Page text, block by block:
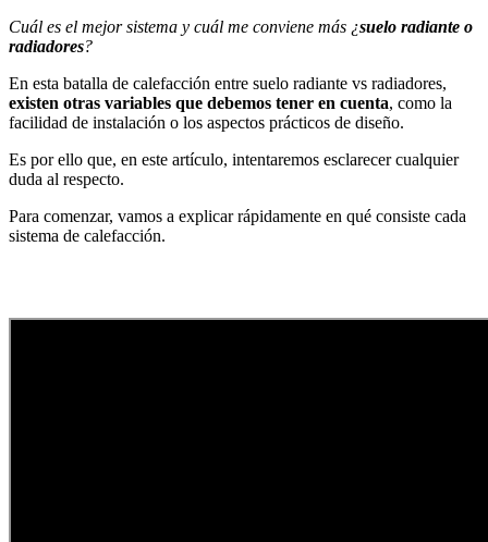
Cuál es el mejor sistema y cuál me conviene más ¿suelo radiante o
radiadores?
En esta batalla de calefacción entre suelo radiante vs radiadores,
existen otras variables que debemos tener en cuenta, como la
facilidad de instalación o los aspectos prácticos de diseño.
Es por ello que, en este artículo, intentaremos esclarecer cualquier
duda al respecto.
Para comenzar, vamos a explicar rápidamente en qué consiste cada
sistema de calefacción.